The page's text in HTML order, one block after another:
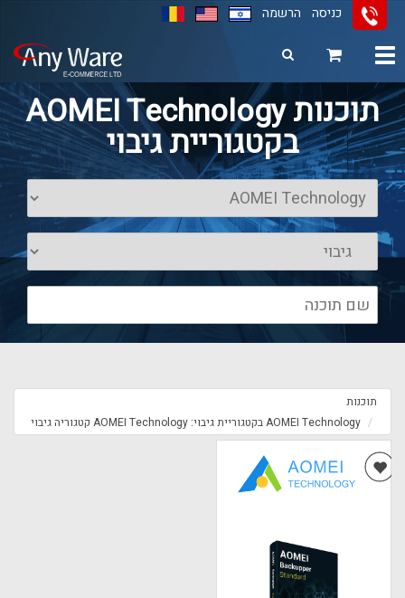
11
12
13
כניסה הרשמה
Toggle
תוכנות AOMEI Technology
בקטגוריית גיבוי
תוכנות
AOMEI Technology בקטגוריית גיבוי: AOMEI Technology קטגוריה גיבוי